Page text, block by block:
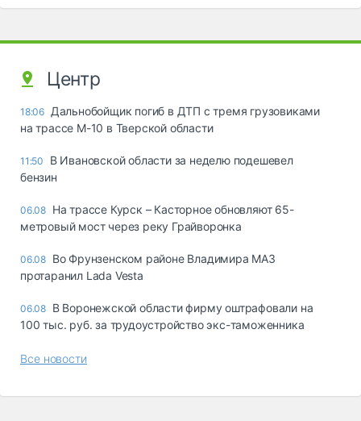
Центр
18:06 Дальнобойщик погиб в ДТП с тремя грузовиками
на трассе М-10 в Тверской области
11:50
В Ивановской области за неделю подешевел
бензин
06.08 На трассе Курск – Касторное обновляют 65-
метровый мост через реку Грайворонка
06.08 Во Фрунзенском районе Владимира МАЗ
протаранил Lada Vesta
06.08 В Воронежской области фирму оштрафовали на
100 тыс. руб. за трудоустройство экс-таможенника
Все новости